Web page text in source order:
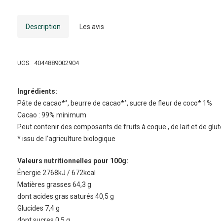
Description Les avis
UGS: 4044889002904
Ingrédients:
Pâte de cacao*°, beurre de cacao*°, sucre de fleur de coco* 1%
Cacao : 99% minimum
Peut contenir des composants de fruits à coque , de lait et de
* issu de l’agriculture biologique
Valeurs nutritionnelles pour 100g:
Énergie 2768kJ / 672kcal
Matières grasses 64,3 g
dont acides gras saturés 40,5 g
Glucides 7,4 g